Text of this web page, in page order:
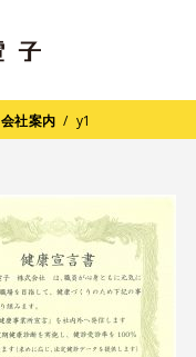
会社案内 / y1